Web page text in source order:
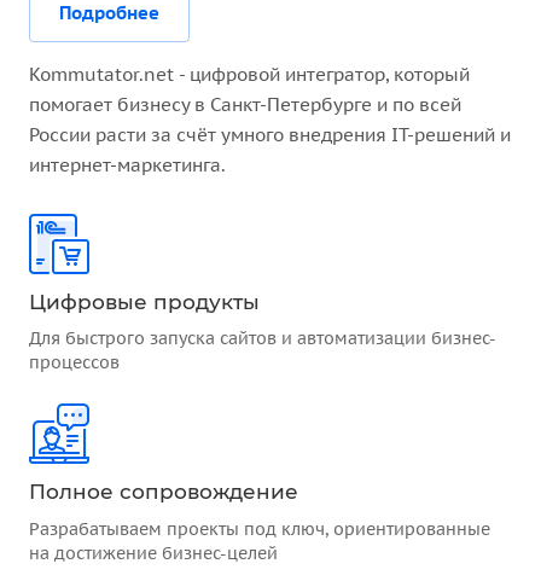
Подробнее
Kommutator.net - цифровой интегратор, который
помогает бизнесу в Санкт-Петербурге и по всей
России расти за счёт умного внедрения IT-решений и
интернет-маркетинга.
Цифровые продукты
Для быстрого запуска сайтов и автоматизации бизнес-
процессов
Полное сопровождение
Разрабатываем проекты под ключ, ориентированные
на достижение бизнес-целей